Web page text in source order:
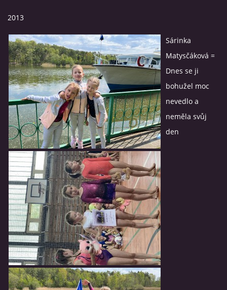
© 2026 eStránky.cz |RSS
2013
Sárinka
Matysčáková =
Dnes se ji
bohužel moc
nevedlo a
neměla svůj
den